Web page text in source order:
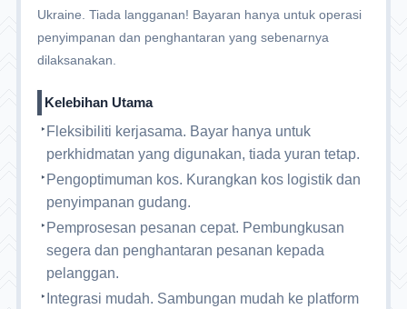
Ukraine. Tiada langganan! Bayaran hanya untuk operasi
penyimpanan dan penghantaran yang sebenarnya
dilaksanakan.
Kelebihan Utama
Fleksibiliti kerjasama. Bayar hanya untuk
perkhidmatan yang digunakan, tiada yuran tetap.
Pengoptimuman kos. Kurangkan kos logistik dan
penyimpanan gudang.
Pemprosesan pesanan cepat. Pembungkusan
segera dan penghantaran pesanan kepada
pelanggan.
Integrasi mudah. Sambungan mudah ke platform